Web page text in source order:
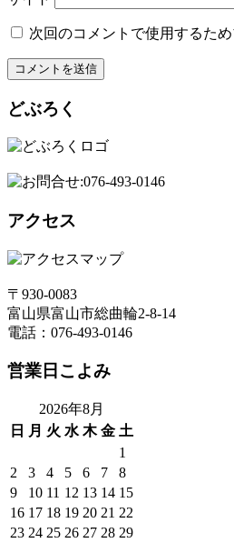
次回のコメントで使用するた
どぶろく
アクセス
〒930-0083
富山県富山市総曲輪2-8-14
電話：076-493-0146
営業日こよみ
2026年8月
日
月 火 水 木 金 土
1
2
3 4 5 6 7
8
9
10 11 12 13 14 15
16 17 18 19 20 21 22
23 24 25 26 27 28 29